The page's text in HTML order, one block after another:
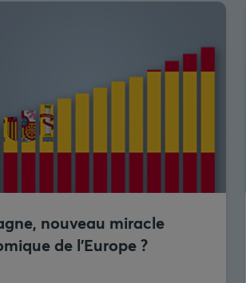
nouveau miracle
de l’Europe ?